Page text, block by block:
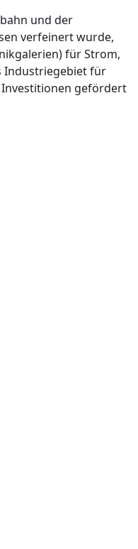
und der
verfeinert wurde,
für Strom,
Industriegebiet für
Investitionen gefördert